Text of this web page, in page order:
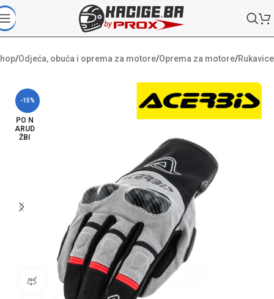
/Odjeća, obuća i oprema za motore/Oprema za motore/Rukavice
-15%
PO N
ARUD
ŽBI
360° pregled proizvoda